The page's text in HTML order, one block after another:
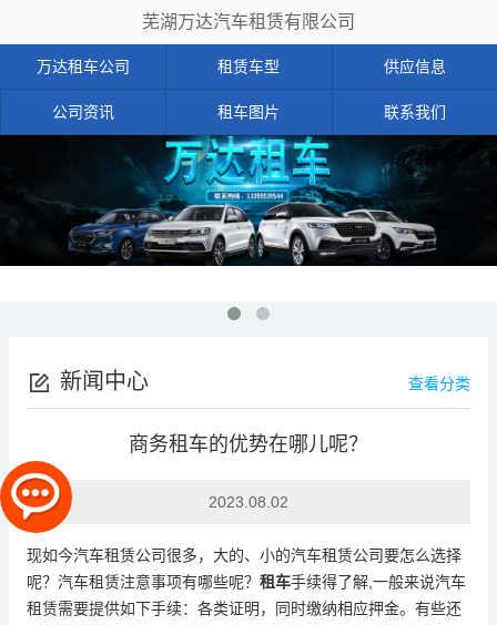
芜湖万达汽车租赁有限公司
万达租车公司 租赁车型 供应信息
公司资讯 租车图片 联系我们
新闻中心 查看分类
商务租车的优势在哪儿呢？
2023.08.02
现如今汽车租赁公司很多，大的、小的汽车租赁公司要怎么选择
呢？汽车租赁注意事项有哪些呢？ 租车手续得了解,一般来说汽车
租赁需要提供如下手续：各类证明，同时缴纳相应押金。有些还